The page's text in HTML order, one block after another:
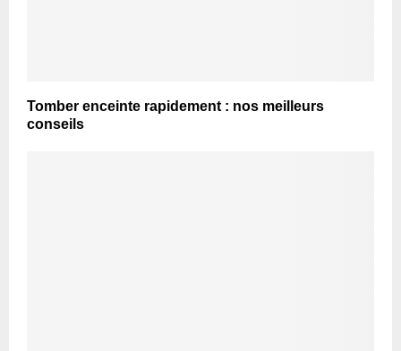
Tomber enceinte rapidement : nos meilleurs
conseils